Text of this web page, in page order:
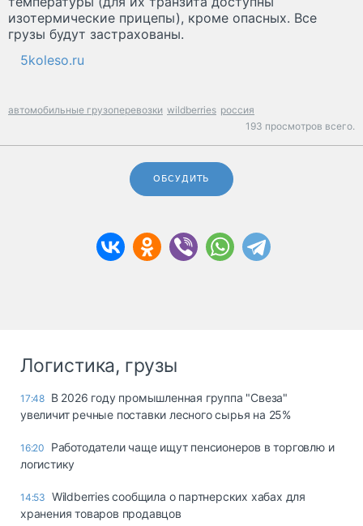
изотермические прицепы), кроме опасных. Все
грузы будут застрахованы.
5koleso.ru
автомобильные грузоперевозки wildberries россия
193 просмотров всего.
ОБСУДИТЬ
Логистика, грузы
17:48 В 2026 году промышленная группа "Свеза"
увеличит речные поставки лесного сырья на 25%
16:20
Работодатели чаще ищут пенсионеров в торговлю и
логистику
14:53 Wildberries сообщила о партнерских хабах для
хранения товаров продавцов